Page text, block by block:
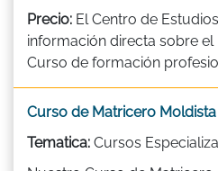
Precio: El Centro de
información directa sobre el
Curso de formación
Curso de Matricero Moldista
Tematica: Cursos